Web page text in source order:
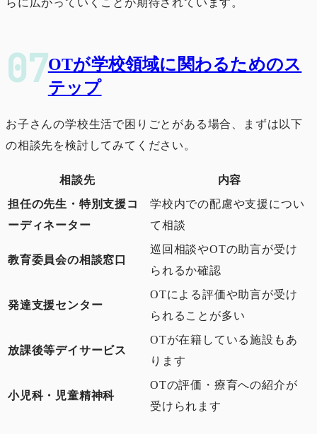
らに広がっていくことが期待されています。
OTが学校領域に関わるためのス
テップ
お子さんの学校生活で困りごとがある場合、まずは以下
の相談先を検討してみてください。
相談先
内容
担任の先生・特別支援コ
ーディネーター
学校内での配慮や支援につい
て相談
教育委員会の相談窓口
巡回相談やOTの助言が受け
られるか確認
発達支援センター
OTによる評価や助言が受け
られることが多い
放課後等デイサービス
OTが在籍している施設もあ
ります
小児科・児童精神科
OTの評価・療育への紹介が
受けられます